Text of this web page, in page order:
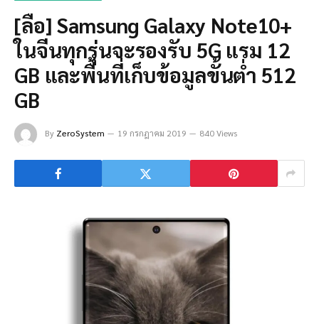
[ลือ] Samsung Galaxy Note10+
ในจีนทุกรุ่นจะรองรับ 5G แรม 12
GB และพื้นที่เก็บข้อมูลขั้นต่ำ 512
GB
By ZeroSystem 19 กรกฎาคม 2019 840 Views